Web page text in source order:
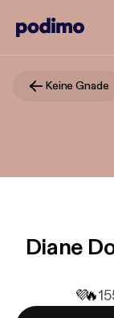
Keine Gnade
Diane
💜🔥